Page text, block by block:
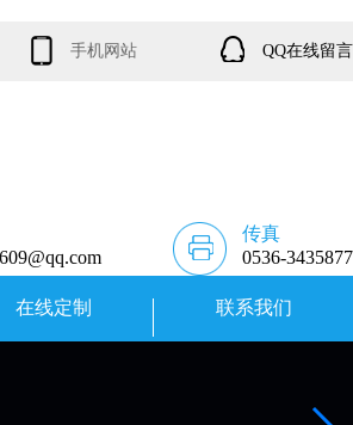
手机网站 QQ在线留言
传真
0536-3435877
在线定制 联系我们